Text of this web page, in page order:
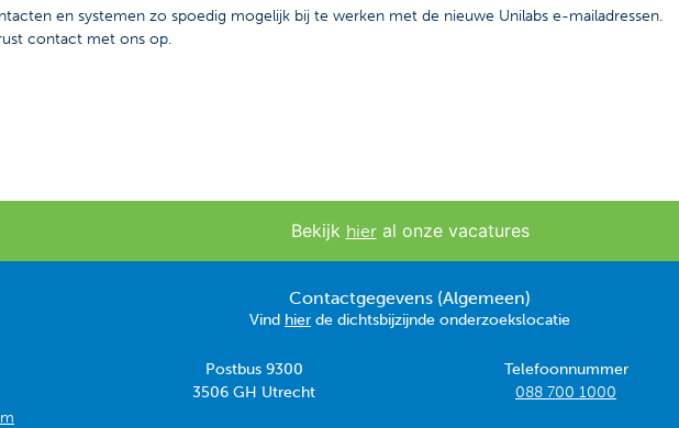
en systemen zo spoedig mogelijk bij te werken met de nieuwe Unilabs e-mailadressen.
contact met ons op.
Bekijk hieral onze vacatures
Contactgegevens (Algemeen)
Vind hier de dichtsbijzijnde onderzoekslocatie
Postbus 9300
3506 GH Utrecht
Telefoonnummer
088 700 1000